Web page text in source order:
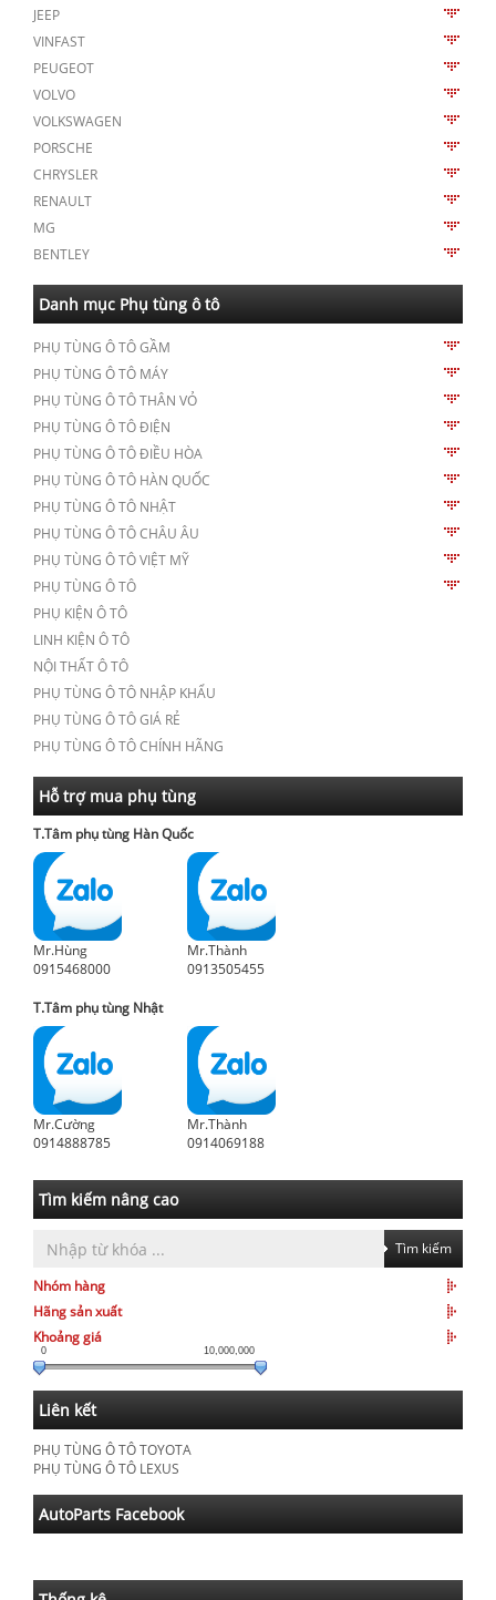
JEEP
VINFAST
PEUGEOT
VOLVO
VOLKSWAGEN
PORSCHE
CHRYSLER
RENAULT
MG
BENTLEY
Danh mục Phụ tùng ô tô
PHỤ TÙNG Ô TÔ GẦM
PHỤ TÙNG Ô TÔ MÁY
PHỤ TÙNG Ô TÔ THÂN VỎ
PHỤ TÙNG Ô TÔ ĐIỆN
PHỤ TÙNG Ô TÔ ĐIỀU HÒA
PHỤ TÙNG Ô TÔ HÀN QUỐC
PHỤ TÙNG Ô TÔ NHẬT
PHỤ TÙNG Ô TÔ CHÂU ÂU
PHỤ TÙNG Ô TÔ VIỆT MỸ
PHỤ TÙNG Ô TÔ
PHỤ KIỆN Ô TÔ
LINH KIỆN Ô TÔ
NỘI THẤT Ô TÔ
PHỤ TÙNG Ô TÔ NHẬP KHẨU
PHỤ TÙNG Ô TÔ GIÁ RẺ
PHỤ TÙNG Ô TÔ CHÍNH HÃNG
Hỗ trợ mua phụ tùng
T.Tâm phụ tùng Hàn Quốc
Mr.Hùng
0915468000
Mr.Thành
0913505455
T.Tâm phụ tùng Nhật
Mr.Cường
0914888785
Mr.Thành
0914069188
Tìm kiếm nâng cao
Tìm kiếm
Nhóm hàng
Hãng sản xuất
Khoảng giá
0 10,000,000
Liên kết
PHỤ TÙNG Ô TÔ TOYOTA
PHỤ TÙNG Ô TÔ LEXUS
AutoParts Facebook